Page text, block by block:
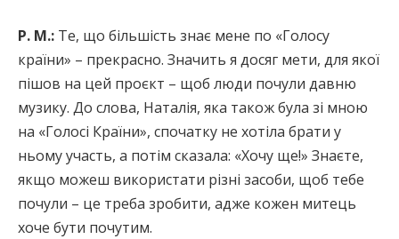
Р. М.: Те, що більшість знає мене по «Голосу
країни» – прекрасно. Значить я досяг мети, для якої
пішов на цей проєкт – щоб люди почули давню
музику. До слова, Наталія, яка також була зі мною
на «Голосі Країни», спочатку не хотіла брати у
ньому участь, а потім сказала: «Хочу ще!» Знаєте,
якщо можеш використати різні засоби, щоб тебе
почули – це треба зробити, адже кожен митець
хоче бути почутим.